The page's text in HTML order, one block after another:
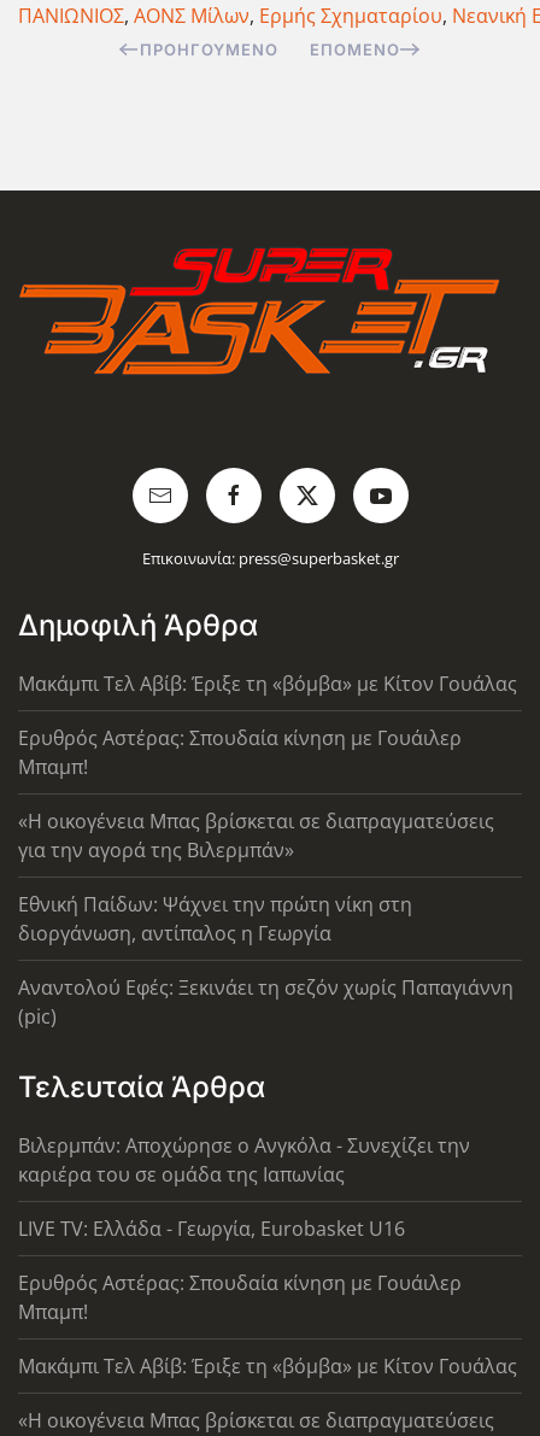
ΠΑΝΙΩΝΙΟΣ, ΑΟΝΣ Μίλων, Ερμής Σχηματαρίου, Νεανική
ΠΡΟΗΓΟΎΜΕΝΟ ΕΠΌΜΕΝΟ
Επικοινωνία: press@superbasket.gr
Δημοφιλή Άρθρα
Μακάμπι Τελ Αβίβ: Έριξε τη «βόμβα» με Κίτον Γουάλας
Ερυθρός Αστέρας: Σπουδαία κίνηση με Γουάιλερ
Μπαμπ!
«Η οικογένεια Μπας βρίσκεται σε διαπραγματεύσεις
για την αγορά της Βιλερμπάν»
Εθνική Παίδων: Ψάχνει την πρώτη νίκη στη
διοργάνωση, αντίπαλος η Γεωργία
Αναντολού Εφές: Ξεκινάει τη σεζόν χωρίς Παπαγιάννη
(pic)
Τελευταία Άρθρα
Βιλερμπάν: Αποχώρησε ο Ανγκόλα - Συνεχίζει την
καριέρα του σε ομάδα της Ιαπωνίας
LIVE TV: Ελλάδα - Γεωργία, Eurobasket U16
Ερυθρός Αστέρας: Σπουδαία κίνηση με Γουάιλερ
Μπαμπ!
Μακάμπι Τελ Αβίβ: Έριξε τη «βόμβα» με Κίτον Γουάλας
«Η οικογένεια Μπας βρίσκεται σε διαπραγματεύσεις